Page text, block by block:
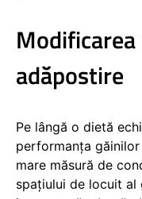
adăpostire
Pe lângă o dietă
performanța
mare măsură de
spațiului de locuit al